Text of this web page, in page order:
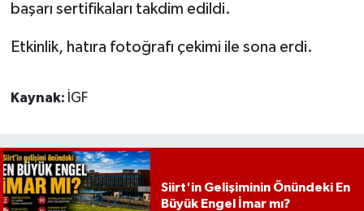
başarı sertifikaları takdim edildi.
Etkinlik, hatıra fotoğrafı çekimi ile sona erdi.
Kaynak: İGF
Siirt'in Gelişiminin Önündeki En
Büyük Engel İmar mı?